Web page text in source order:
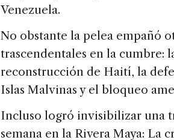
Venezuela.
No obstante la pelea empañó
trascendentales en la cumbre:
reconstrucción de Haití, la
Islas Malvinas y el bloqueo
Incluso logró invisibilizar una
semana en la Rivera Maya: La